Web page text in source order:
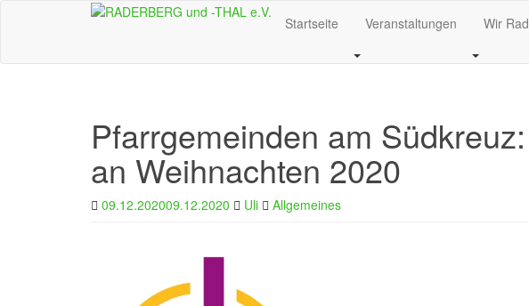
content
Startseite Veranstaltungen Wir
Pfarrgemeinden am
an Weihnachten 2020
09.12.202009.12.2020 Uli Allgemeines